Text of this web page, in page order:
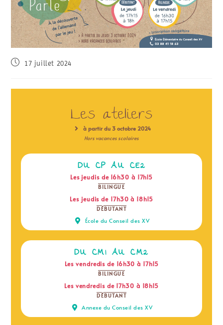
17 juillet 2024
Les ateliers
à partir du 3 octobre 2024
Hors vacances scolaires
DU CP AU CE2
Les jeudis de 16h30 à 17h15
BILINGUE
Les jeudis de 17h30 à 18h15
DÉBUTANT
École du Conseil des XV
DU CM1 AU CM2
Les vendredis de 16h30 à 17h15
BILINGUE
Les vendredis de 17h30 à 18h15
DÉBUTANT
Annexe du Conseil des XV